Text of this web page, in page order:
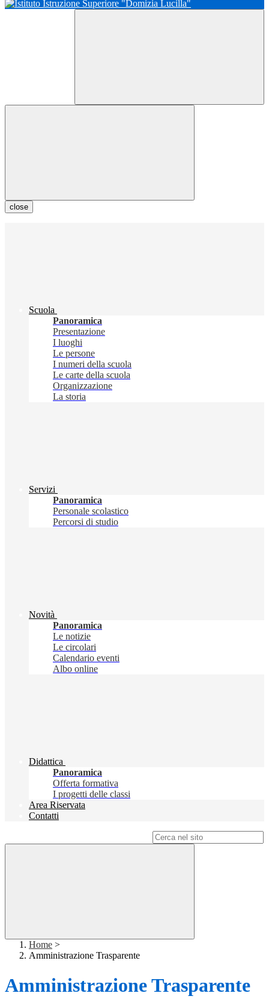
close
Scuola
Panoramica
Presentazione
I luoghi
Le persone
I numeri della scuola
Le carte della scuola
Organizzazione
La storia
Servizi
Panoramica
Personale scolastico
Percorsi di studio
Novità
Panoramica
Le notizie
Le circolari
Calendario eventi
Albo online
Didattica
Panoramica
Offerta formativa
I progetti delle classi
Area Riservata
Contatti
Home >
Amministrazione Trasparente
Amministrazione Trasparente